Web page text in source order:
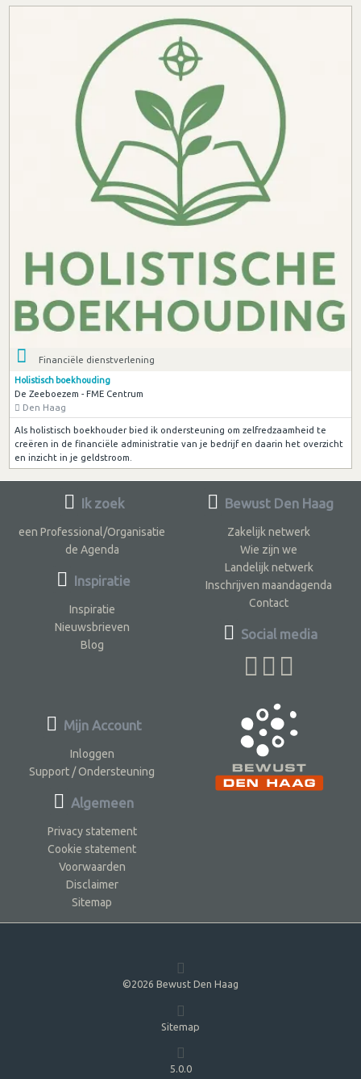
Financiële dienstverlening
Holistisch boekhouding
De Zeeboezem - FME Centrum
Den Haag
Als holistisch boekhouder bied ik ondersteuning om zelfredzaamheid te
creëren in de financiële administratie van je bedrijf en daarin het overzicht
en inzicht in je geldstroom.
Ik zoek
een Professional/Organisatie
de Agenda
Inspiratie
Inspiratie
Nieuwsbrieven
Blog
Bewust Den Haag
Zakelijk netwerk
Wie zijn we
Landelijk netwerk
Inschrijven maandagenda
Contact
Social media
Mijn Account
Inloggen
Support / Ondersteuning
Algemeen
Privacy statement
Cookie statement
Voorwaarden
Disclaimer
Sitemap
©2026 Bewust Den Haag
Sitemap
5.0.0